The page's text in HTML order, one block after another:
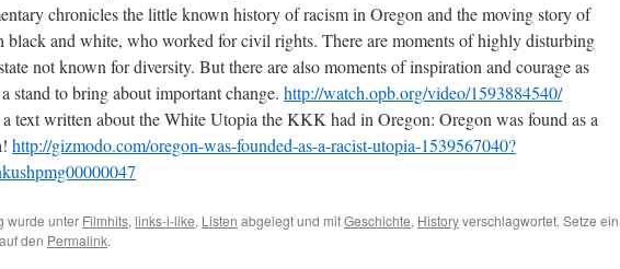
chronicles the little known history of racism in Oregon and the moving story of
black and white, who worked for civil rights. There are moments of highly disturbing
not known for diversity. But there are also moments of inspiration and courage as
stand to bring about important change. http://watch.opb.org/video/1593884540/
text written about the White Utopia the KKK had in Oregon: Oregon was found as a
http://gizmodo.com/oregon-was-founded-as-a-racist-utopia-1539567040?
wurde unter Filmhits, links-i-like, Listen abgelegt und mitGeschichte, Historyverschlagwortet. Setze ein
den Permalink.